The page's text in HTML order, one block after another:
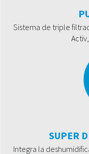
Sistema de triple
SUPER
Integra la